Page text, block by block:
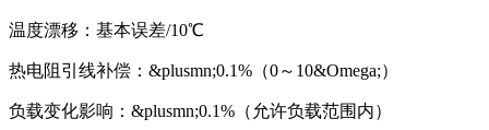
温度漂移：基本误差/10℃
热电阻引线补偿：&plusmn;0.1%（0～10&Omega;）
负载变化影响：&plusmn;0.1%（允许负载范围内）